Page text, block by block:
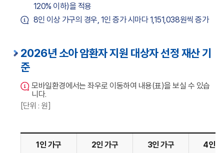
대상자
선정
기준에
관한
표입니다
120% 이하)을 적용
8인 이상 가구의 경우, 1인 증가 시마다 1,151,038원씩 증가
2026년 소아 암환자 지원 대상자 선정 재산 기
준
모바일환경에서는 좌우로 이동하여 내용(표)을 보실 수 있습
니다.
[단위 : 원]
1인 가구 2인 가구 3인 가구 4인